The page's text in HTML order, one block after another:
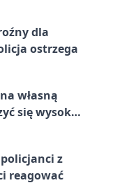
dla
ostrzega
własną
się wysoką
z
reagować